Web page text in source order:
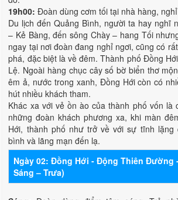
19h00: Đoàn dùng cơm tối tại nhà hàng,
Du lịch đến Quảng Bình, người ta hay nghĩ
– Kẻ Bàng, đến sông Chày – hang Tối
ngay tại nơi đoàn đang nghỉ ngơi, cũng có
phá, đặc biệt là về đêm. Thành phố Đồng
Lệ. Ngoài hàng chục cây số bờ biển thơ
êm ả, nước trong xanh, Đồng Hới còn có
hút nhiều khách tham.
Khác xa với vẻ ồn ào của thành phố vốn là
những đoàn khách phương xa, khi màn
Hới, thành phố như trở về với sự tĩnh lặng
bình và lãng mạn đến lạ.
Ngày 02: Đồng Hới - Động Thiên Đường
Sáng – Trưa)